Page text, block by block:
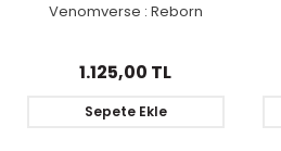
Venomverse : Reborn
1.125,00 TL
Sepete Ekle